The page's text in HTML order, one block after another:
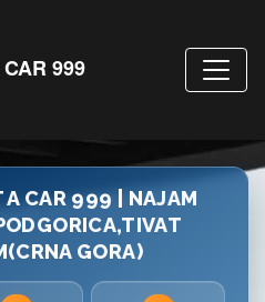
999
A CAR 999 | NAJAM
GORA)